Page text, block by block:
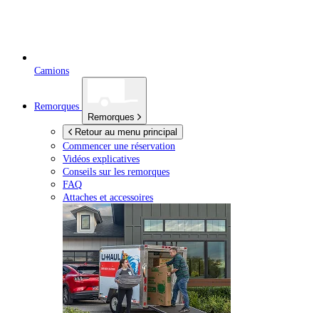
Camions
Remorques
Remorques
Retour au menu principal
Commencer une réservation
Vidéos explicatives
Conseils sur les remorques
FAQ
Attaches et accessoires